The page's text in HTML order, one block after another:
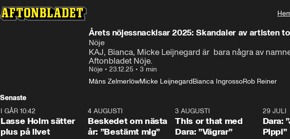
Årets nöjessnackisar 2025: Skandaler av artisten
Nöje
KAJ, Bianca, Micke Leijnegard är  bara några av
Aftonbladet Nöje.
Nöje • 23.12.25 • 3 min
Måns ZelmerlöwMicke LeijnegardBianca IngrossoRob Reiner
Senaste
1:04
I GÅR 10:42
Lasse Holm sätter
plus på livet
0:24
4 AUGUSTI
Beskedet om nästa
år: ”Bestämt mig”
3 AUGUSTI
This or that med
Dara: ”Vägrar”
29 JULI
Dara:
Pippi”